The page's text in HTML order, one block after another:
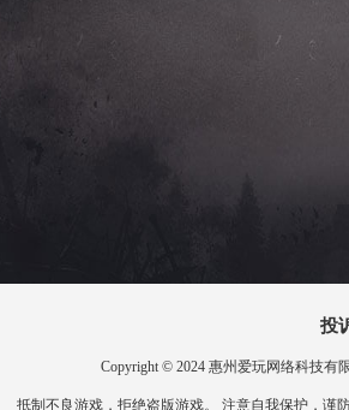
投
Copyright © 2024 惠州爱玩网络科技有
抵制不良游戏，拒绝盗版游戏。 注意自我保护，谨